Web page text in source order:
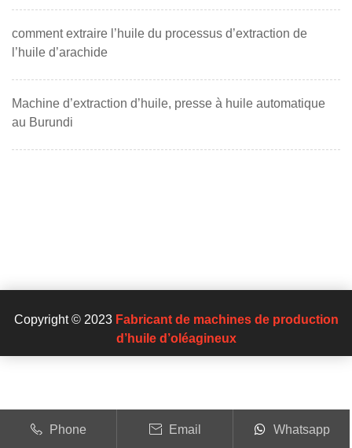
comment extraire l’huile du processus d’extraction de
l’huile d’arachide
Machine d’extraction d’huile, presse à huile automatique
au Burundi
Copyright © 2023 Fabricant de machines de production
d’huile d’oléagineux
Phone Email Whatsapp